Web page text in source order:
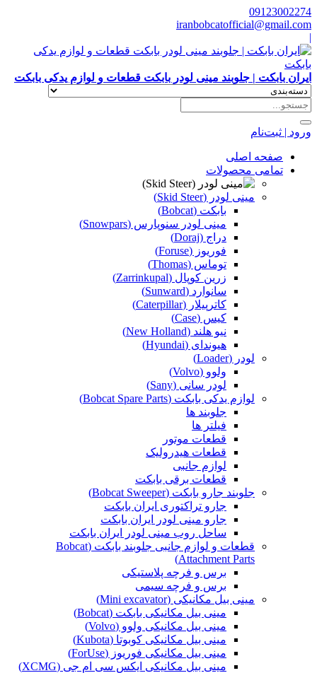
09123002274
iranbobcatofficial@gmail.com
|
ایران بابکت | جلوبند مینی لودر بابکت قطعات و لوازم یدکی بابکت
ورود | ثبت‌نام
صفحه اصلی
تمامی محصولات
مینی لودر (Skid Steer)
بابکت (Bobcat)
مینی لودر سنوپارس (Snowpars)
دراج (Doraj)
فوریوز (Foruse)
توماس (Thomas)
زرین کوپال (Zarrinkupal)
سانوارد (Sunward)
کاترپیلار (Caterpillar)
کیس (Case)
نیو هلند (New Holland)
هیوندای (Hyundai)
لودر (Loader)
ولوو (Volvo)
لودر سانی (Sany)
لوازم یدکی بابکت (Bobcat Spare Parts)
جلوبند ها
فیلتر ها
قطعات موتور
قطعات هیدرولیک
لوازم جانبی
قطعات برقی بابکت
جلوبند جارو بابکت (Bobcat Sweeper)
جارو تراکتوری ایران بابکت
جارو مینی لودر ایران بابکت
ساحل روب مینی لودر ایران بابکت
قطعات و لوازم جانبی جلوبند بابکت (Bobcat
Attachment Parts)
برس و فرچه پلاستیکی
برس و فرچه سیمی
مینی بیل مکانیکی (Mini excavator)
مینی بیل مکانیکی بابکت (Bobcat)
مینی بیل مکانیکی ولوو (Volvo)
مینی بیل مکانیکی کوبوتا (Kubota)
مینی بیل مکانیکی فوریوز (ForUse)
مینی بیل مکانیکی ایکس سی ام جی (XCMG)